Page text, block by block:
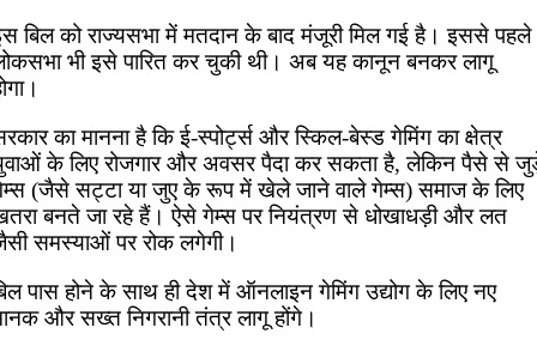
बिल को राज्यसभा में मतदान के बाद मंजूरी मिल गई है। इससे पहले
भी इसे पारित कर चुकी थी। अब यह कानून बनकर लागू
का मानना है कि ई-स्पोर्ट्स और स्किल-बेस्ड गेमिंग का क्षेत्र
के लिए रोजगार और अवसर पैदा कर सकता है, लेकिन पैसे से
(जैसे सट्टा या जुए के रूप में खेले जाने वाले गेम्स) समाज के लिए
बनते जा रहे हैं। ऐसे गेम्स पर नियंत्रण से धोखाधड़ी और लत
समस्याओं पर रोक लगेगी।
पास होने के साथ ही देश में ऑनलाइन गेमिंग उद्योग के लिए नए
और सख्त निगरानी तंत्र लागू होंगे।